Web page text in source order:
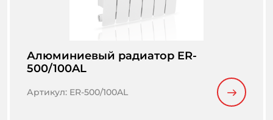
Алюминиевый радиатор ER-
500/100AL
Артикул: ER-500/100AL